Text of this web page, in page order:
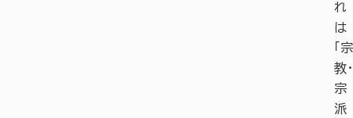
れ
は
「宗
教・
宗
派